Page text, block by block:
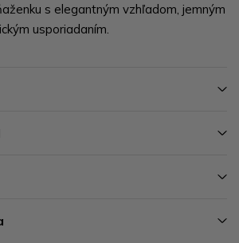
s elegantným vzhľadom, jemným
usporiadaním.